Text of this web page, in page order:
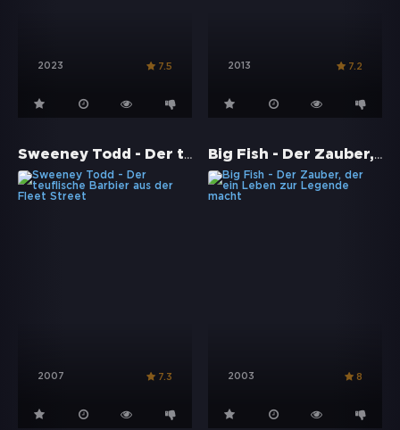
2023 7.5 2013 7.2
Sweeney Todd - Der teuflische Barbier aus der Fleet Street
2007 7.3
Big Fish - Der Zauber, der ein Leben zur Legende macht
2003 8